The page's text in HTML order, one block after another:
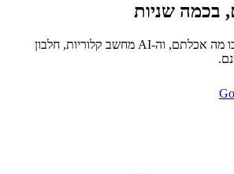
בכמה שניות
צלמו את הצלחת או כתבו מה אכלתם, וה-AI מחשב קלוריות, חלבון